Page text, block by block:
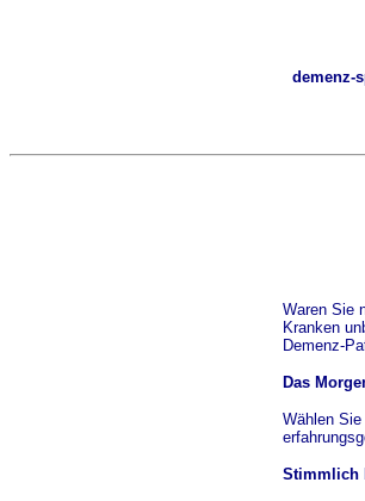
demenz-
Waren Sie
Kranken
Demenz-
Das
Wählen
Stimmlich